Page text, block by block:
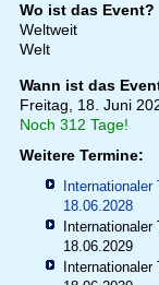
Wo ist das Event?
Weltweit
Welt
Wann ist das
Freitag, 18. Juni
Noch 312 Tage!
Weitere Termine:
18.06.2028
18.06.2029